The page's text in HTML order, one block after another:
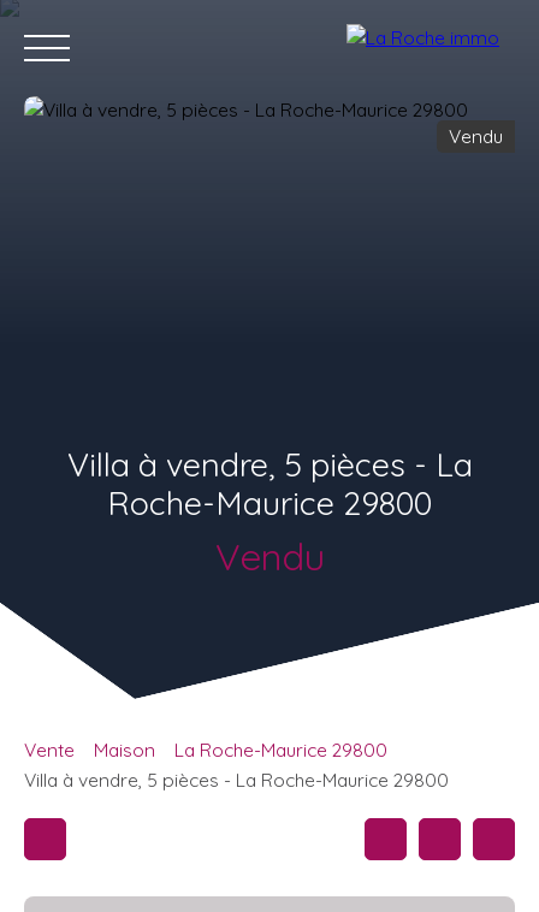
Vendu
Villa à vendre, 5 pièces - La
Roche-Maurice 29800
Vendu
Vente Maison
La Roche-Maurice 29800
Villa à vendre, 5 pièces - La Roche-Maurice 29800